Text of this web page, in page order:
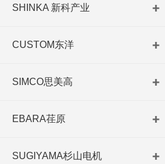
SHINKA 新科产业
CUSTOM东洋
SIMCO思美高
EBARA荏原
SUGIYAMA杉山电机